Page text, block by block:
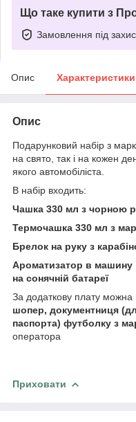
Що таке купити з
Замовлення під
Опис Характеристики
Опис
Подарунковий набір з
на свято, так і на кожен
якого автомобіліста.
В набір входить:
Чашка 330 мл з чорною
Термочашка 330 мл з
Брелок на руку з
Ароматизатор в машину
на сонячній батареї
За додаткову плату можна
шопер, документниця
паспорта) футболку з
оператора
Приховати